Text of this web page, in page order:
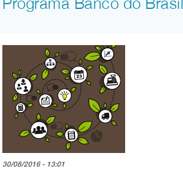
30/08/2016 - 13:01